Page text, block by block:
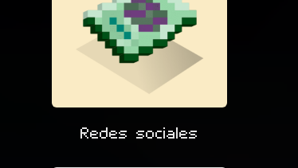
Redes sociales